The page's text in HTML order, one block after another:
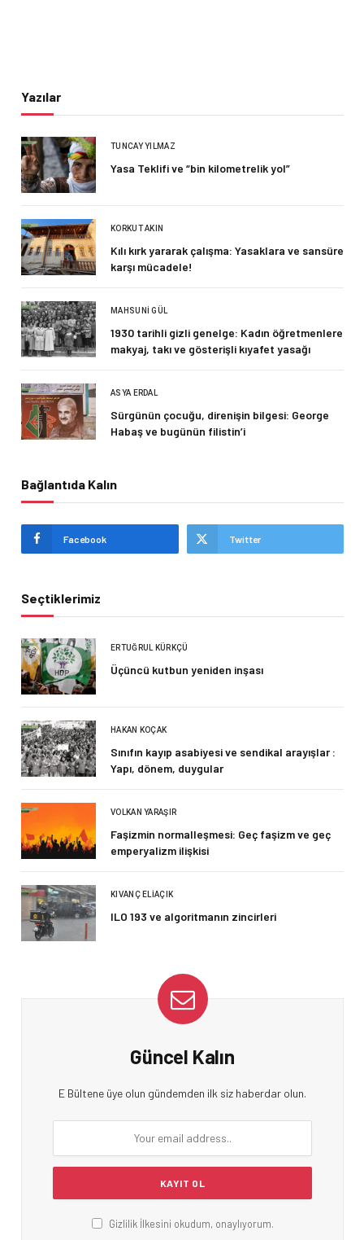
Yazılar
TUNCAY YILMAZ
Yasa Teklifi ve “bin kilometrelik yol”
KORKUT AKIN
Kılı kırk yararak çalışma: Yasaklara ve sansüre
karşı mücadele!
MAHSUNI GÜL
1930 tarihli gizli genelge: Kadın öğretmenlere
makyaj, takı ve gösterişli kıyafet yasağı
ASYA ERDAL
Sürgünün çocuğu, direnişin bilgesi: George
Habaş ve bugünün filistin’i
Bağlantıda Kalın
Facebook Twitter
Seçtiklerimiz
ERTUĞRUL KÜRKÇÜ
Üçüncü kutbun yeniden inşası
HAKAN KOÇAK
Sınıfın kayıp asabiyesi ve sendikal arayışlar :
Yapı, dönem, duygular
VOLKAN YARAŞIR
Faşizmin normalleşmesi: Geç faşizm ve geç
emperyalizm ilişkisi
KIVANÇ ELIAÇIK
ILO 193 ve algoritmanın zincirleri
Güncel Kalın
E Bültene üye olun gündemden ilk siz haberdar olun.
Gizlilik İlkesini okudum, onaylıyorum.